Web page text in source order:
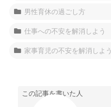
男性育休の過ごし方
仕事への不安を解消しよう
家事育児の不安を解消しよう
この記事を書いた人